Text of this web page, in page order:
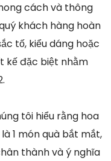
cách và thông
khách hàng hoàn
tố, kiểu dáng hoặc
kế đặc biệt nhằm
tôi hiểu rằng hoa
1 món quà bắt mắt,
thành và ý nghĩa